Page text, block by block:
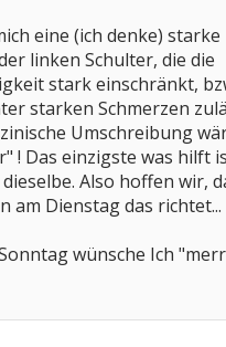
eine (ich denke) starke
linken Schulter, die die
stark einschränkt,
starken Schmerzen
Umschreibung
! Das einzigste was hilft
Also hoffen wir,
am Dienstag das richtet...
wünsche Ich